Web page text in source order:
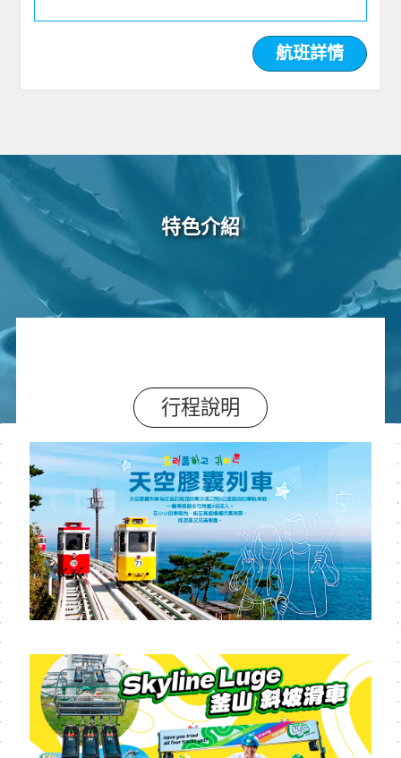
航班詳情
特色介紹
行程說明